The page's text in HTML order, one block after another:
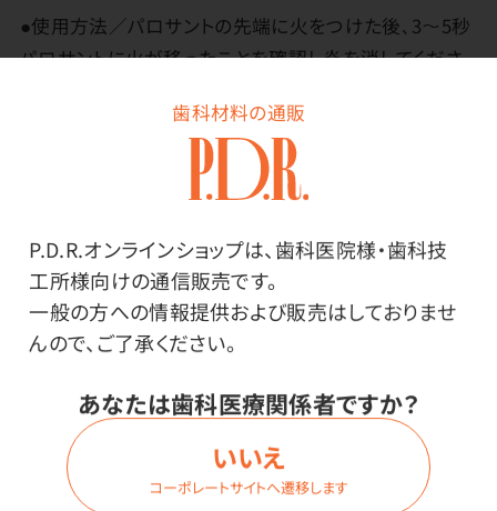
歯科材料の通販
P.D.R.オンラインショップは、歯科医院様・歯科技
工所様向けの通信販売です。
一般の方への情報提供および販売はしておりませ
んので、ご了承ください。
あなたは歯科医療関係者ですか？
いいえ
コーポレートサイトへ遷移します
●使用方法／パロサントの先端に火をつけた後､3～5秒
パロサントに火が移ったことを確認し炎を消してくださ
内部の火が完全に消えるまで2、3分ほど香りを広げま
※使用環境により異なりますが、上記の使用方法を1回と
火をつけずにスティックのまま香りをお楽しみいただくこ
ともできます。
使用後、ホルダーや受け皿にヤニが付く場合がありま
お持ちのホルダーや受け皿のお手入れ方法に沿ってお